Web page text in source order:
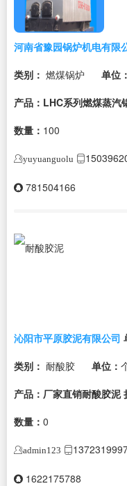
河南省豫园锅炉机电有限
类别： 燃煤锅炉 单位：
产品：LHC系列燃煤蒸汽
数量： 100
yuyuanguolu
781504166
沁阳市平原胶泥有限公司
类别： 耐酸胶 单位：
产品：厂家直销耐酸胶泥
数量： 0
admin123
1622175788